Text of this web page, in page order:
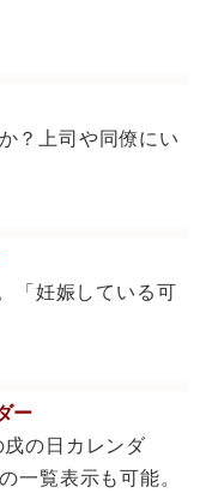
？上司や同僚にい
「妊娠している可
ー
の日カレンダ
一覧表示も可能。